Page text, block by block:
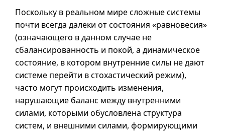
Поскольку в реальном мире сложные системы
почти всегда далеки от состояния «равновесия»
(означающего в данном случае не
сбалансированность и покой, а динамическое
состояние, в котором внутренние силы не дают
системе перейти в стохастический режим),
часто могут происходить изменения,
нарушающие баланс между внутренними
силами, которыми обусловлена структура
систем, и внешними силами, формирующими